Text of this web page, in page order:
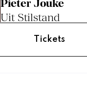
Pieter Jouke
Uit Stilstand
Tickets